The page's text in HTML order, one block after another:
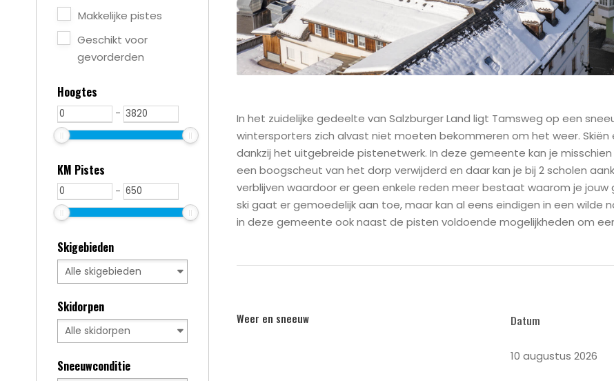
In het zuidelijke gedeelte van Salzburger Land ligt Tamsweg op een
wintersporters zich alvast niet moeten bekommeren om het weer.
dankzij het uitgebreide pistenetwerk. In deze gemeente kan je
een boogscheut van het dorp verwijderd en daar kan je bij 2 scholen
verblijven waardoor er geen enkele reden meer bestaat waarom je
ski gaat er gemoedelijk aan toe, maar kan al eens eindigen in een wilde
in deze gemeente ook naast de pisten voldoende mogelijkheden om
Weer en sneeuw Datum
10 augustus 2026
Makkelijke pistes
Geschikt voor
gevorderden
Hoogtes
-
KM Pistes
-
Skigebieden
Skidorpen
Sneeuwconditie